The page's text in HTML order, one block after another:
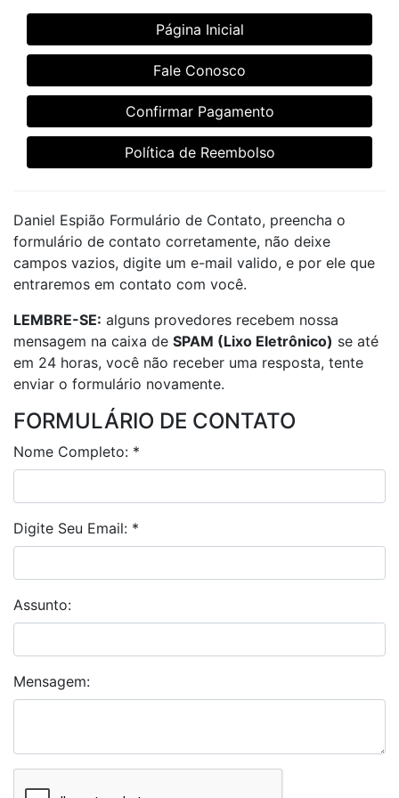
Página Inicial
Fale Conosco
Confirmar Pagamento
Política de Reembolso
Daniel Espião Formulário de Contato, preencha o
formulário de contato corretamente, não deixe
campos vazios, digite um e-mail valido, e por ele que
entraremos em contato com você.
LEMBRE-SE: alguns provedores recebem nossa
mensagem na caixa de SPAM (Lixo Eletrônico) se até
em 24 horas, você não receber uma resposta, tente
enviar o formulário novamente.
FORMULÁRIO DE CONTATO
Nome Completo: *
Digite Seu Email: *
Assunto:
Mensagem: